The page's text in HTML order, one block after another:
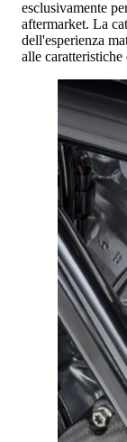
esclusivamente
aftermarket. La
dell'esperienza
alle